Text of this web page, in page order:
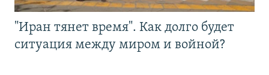
"Иран тянет время". Как долго будет
ситуация между миром и войной?